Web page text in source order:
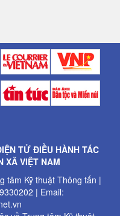
TỬ ĐIỀU HÀNH TÁC
XÃ VIỆT NAM
tâm Kỹ thuật Thông tấn |
| Email: